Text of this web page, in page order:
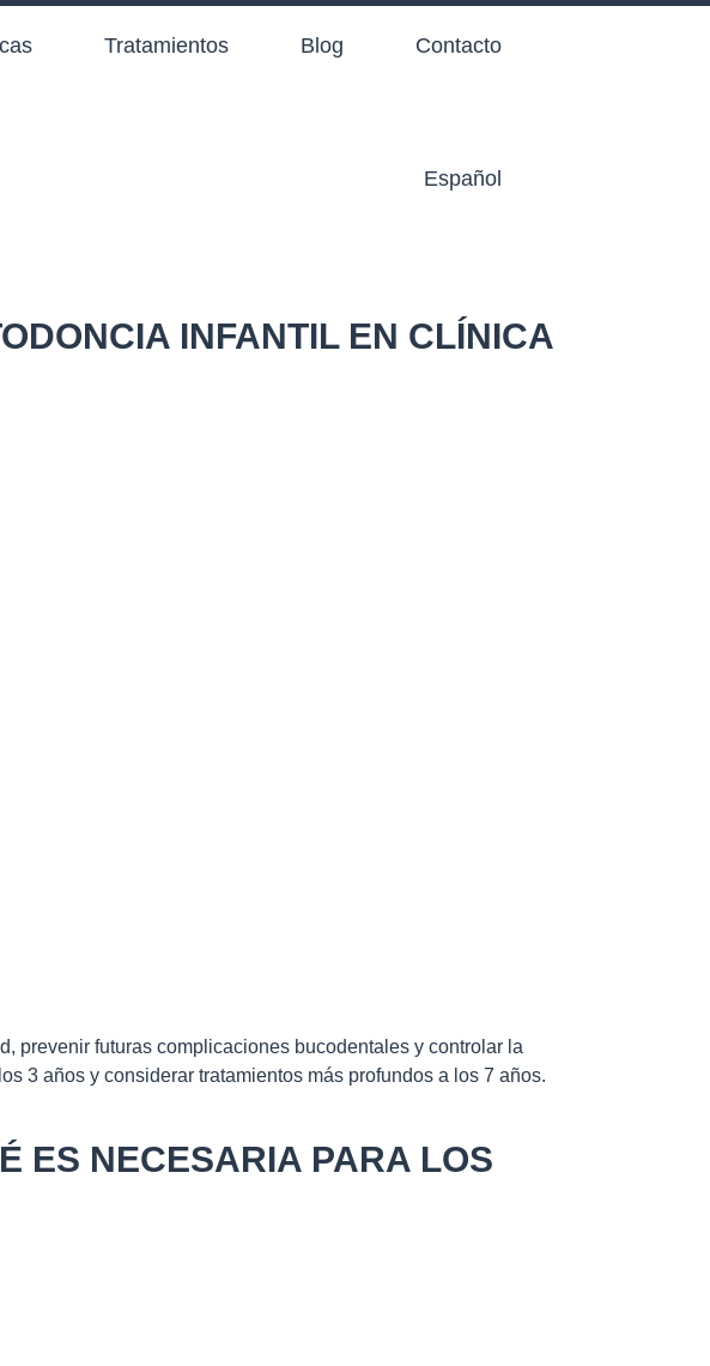
Tratamientos Blog Contacto
Español
INFANTIL EN CLÍNICA
prevenir futuras complicaciones bucodentales y controlar la
3 años y considerar tratamientos más profundos a los 7 años.
ES NECESARIA PARA LOS